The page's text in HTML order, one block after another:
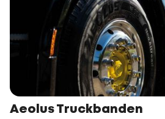
Aeolus Truckbanden